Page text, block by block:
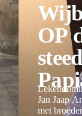
OP
Jan Jaap
met